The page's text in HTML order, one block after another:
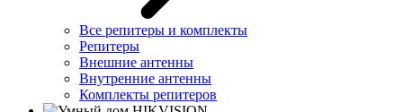
Все репитеры и комплекты
Репитеры
Внешние антенны
Внутренние антенны
Комплекты репитеров